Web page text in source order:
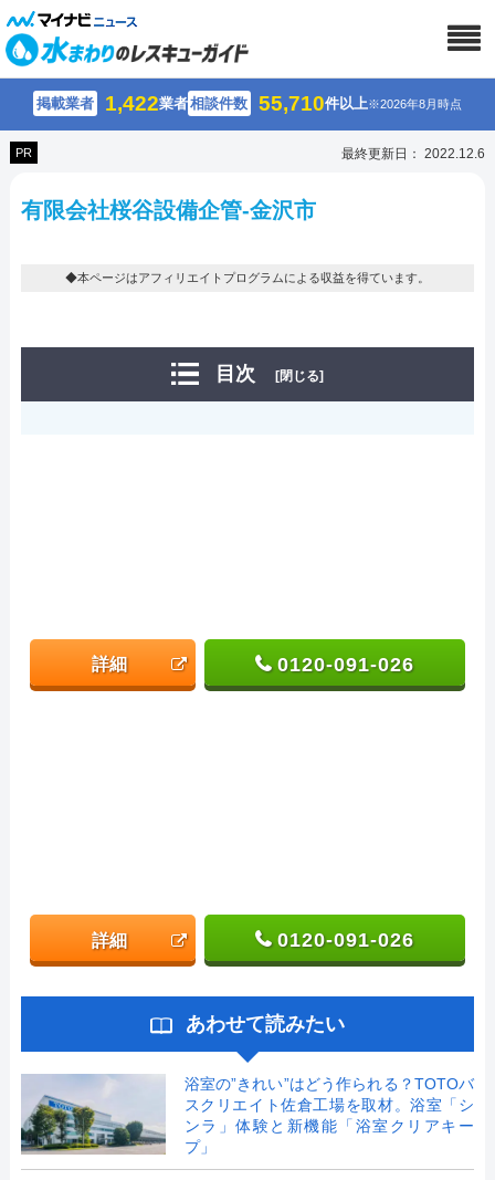
掲載業者 1,422業者相談件数 55,710件以上※2026年8月時点
PR 最終更新日： 2022.12.6
有限会社桜谷設備企管-金沢市
◆本ページはアフィリエイトプログラムによる収益を得ています。
目次 [閉じる]
詳細 0120-091-026
詳細 0120-091-026
あわせて読みたい
浴室の”きれい”はどう作られる？TOTOバ
スクリエイト佐倉工場を取材。浴室「シ
ンラ」体験と新機能「浴室クリアキー
プ」